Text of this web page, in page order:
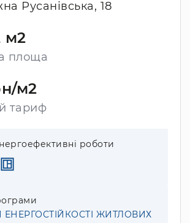
Русанівська, 18
м2
площа
м2
тариф
роботи
ЖИТЛОВИХ